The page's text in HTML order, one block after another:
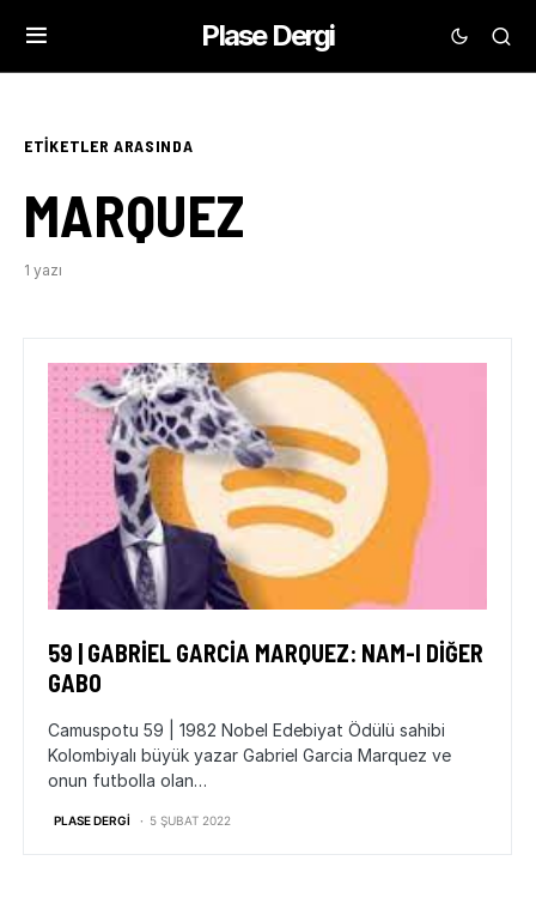
Plase Dergi
ETIKETLER ARASINDA
MARQUEZ
1 yazı
59 | GABRİEL GARCİA MARQUEZ: NAM-I DİĞER
GABO
Camuspotu 59 | 1982 Nobel Edebiyat Ödülü sahibi
Kolombiyalı büyük yazar Gabriel Garcia Marquez ve
onun futbolla olan…
PLASE DERGI 5 ŞUBAT 2022